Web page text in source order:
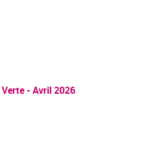
Verte - Avril 2026